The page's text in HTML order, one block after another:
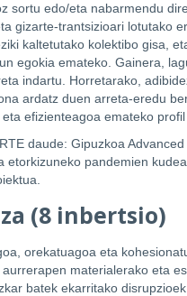
sortu edo/eta nabarmendu
gizarte-trantsizioari lotutako
kaltetutako kolektibo gisa,
egokia emateko. Gainera,
indartu. Horretarako,
ardatz duen arreta-eredu
efizienteagoa emateko
daude: Gipuzkoa
etorkizuneko pandemien
(8 inbertsio)
orekatuagoa eta
materialerako eta
batek ekarritako